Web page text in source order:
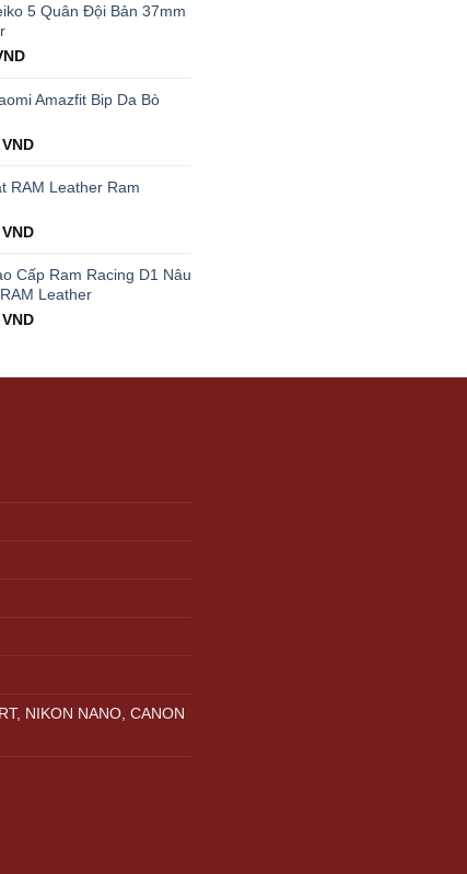
5 Quân Đội Bản 37mm
Current
is:
199.000 VND.
Amazfit Bip Da Bò
VND
RAM Leather Ram
VND
Cấp Ram Racing D1 Nâu
Leather
VND
NIKON NANO, CANON